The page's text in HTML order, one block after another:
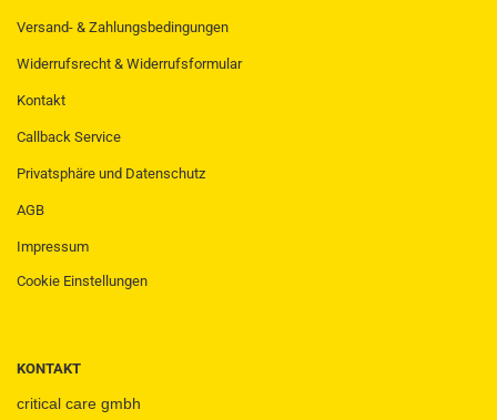
Versand- & Zahlungsbedingungen
Widerrufsrecht & Widerrufsformular
Kontakt
Callback Service
Privatsphäre und Datenschutz
AGB
Impressum
Cookie Einstellungen
KONTAKT
critical care gmbh